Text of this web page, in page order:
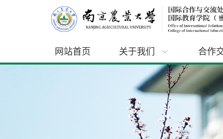
网站首页 关于我们 合作